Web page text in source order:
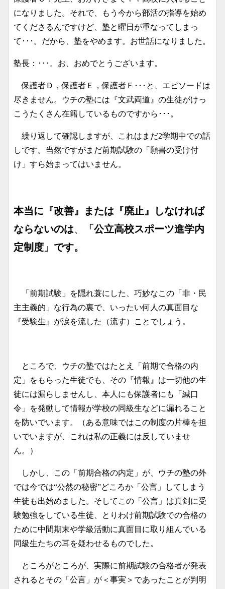
になりました。それで、もう今から部活の指導を始め
てくださるんですけど、塾と曜日が重なってしまっ
て･･･。だから、塾をやめます。お世話になりました。
塾長：･･･。お、おめでとうございます。
保護者Ｄ，保護者Ｅ，保護者Ｆ･･･と、エピソードは
尽きません。ウチの塾には『文武両道』の生徒がけっ
こうたくさん在籍しているものですから･･･。
繰り返して確認しますが、これはまだ2学期中での話
しです。当然ですがまだ前期試験の「願書の受け付
け」すら始まってはいません。
本当に『改善』または『廃止』しなければ
ならないのは、
「公立高校スポーツ進学内
定制度」です。
「前期試験」を隠れ蓑にした、巧妙なこの「非・民
主主義的」な行為の裏で、いったい何人の真面目な
『受験生』が涙を流した（流す）ことでしょう。
ところで、ウチの塾ではたとえ「前期で合格の内
定」をもらった生徒でも、その『情報』は一切他の生
徒には漏らしませんし、本人にも保護者にも「緘口
令」を発動して情報が学校の同級生などに漏れること
を防いでいます。（ある意味ではこの制度の片棒を担
いでいますが、これは私の正義には反していませ
ん。）
しかし、この「前期合格の内定」が、ウチの塾の外
では今では“公然の秘密”どころか「公言」してしまう
生徒も出始めました。そしてこの「公言」は真剣に受
験勉強をしている生徒、とりわけ前期試験での合格の
ために中間期末や学級活動に真面目に取り組んでいる
同級生たちの耳を疑わせるものでした。
ところがところが、実際に前期試験の合格者が発表
されるとその「公言」が＜事実＞であったことが判明